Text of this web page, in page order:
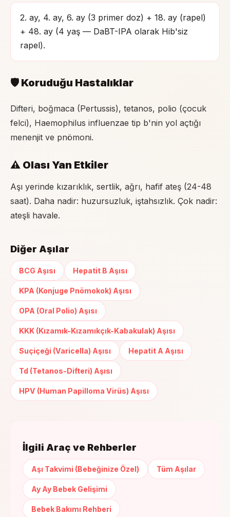
2. ay, 4. ay, 6. ay (3 primer doz) + 18. ay (rapel)
+ 48. ay (4 yaş — DaBT-IPA olarak Hib'siz
rapel).
🛡 Koruduğu Hastalıklar
Difteri, boğmaca (Pertussis), tetanos, polio (çocuk
felci), Haemophilus influenzae tip b'nin yol açtığı
menenjit ve pnömoni.
⚠️ Olası Yan Etkiler
Aşı yerinde kızarıklık, sertlik, ağrı, hafif ateş (24-48
saat). Daha nadir: huzursuzluk, iştahsızlık. Çok nadir:
ateşli havale.
Diğer Aşılar
BCG Aşısı Hepatit B Aşısı
KPA (Konjuge Pnömokok) Aşısı
OPA (Oral Polio) Aşısı
KKK (Kızamık-Kızamıkçık-Kabakulak) Aşısı
Suçiçeği (Varicella) Aşısı Hepatit A Aşısı
Td (Tetanos-Difteri) Aşısı
HPV (Human Papilloma Virüs) Aşısı
İlgili Araç ve Rehberler
Aşı Takvimi (Bebeğinize Özel) Tüm Aşılar
Ay Ay Bebek Gelişimi
Bebek Bakımı Rehberi